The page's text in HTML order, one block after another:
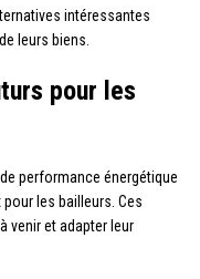
intéressantes
leurs biens.
pour les
performance énergétique
les bailleurs. Ces
venir et adapter leur